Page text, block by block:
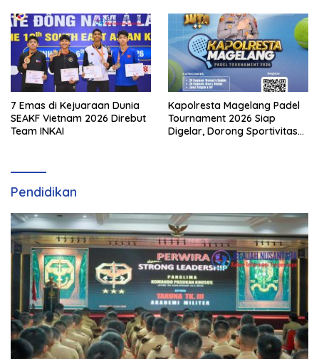
7 Emas di Kejuaraan Dunia
SEAKF Vietnam 2026 Direbut
Team INKAI
Kapolresta Magelang Padel
Tournament 2026 Siap
Digelar, Dorong Sportivitas
Pendidikan